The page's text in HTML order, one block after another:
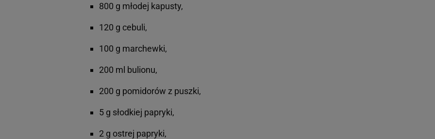
800 g młodej kapusty,
120 g cebuli,
100 g marchewki,
200 ml bulionu,
200 g pomidorów z puszki,
5 g słodkiej papryki,
2 g ostrej papryki,